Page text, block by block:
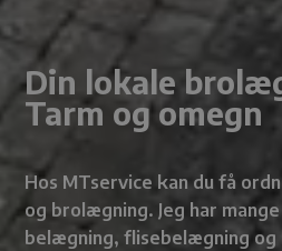
Din lokale
Tarm og omegn
Hos MTservice kan du få
og brolægning. Jeg har
belægning, flisebelægning